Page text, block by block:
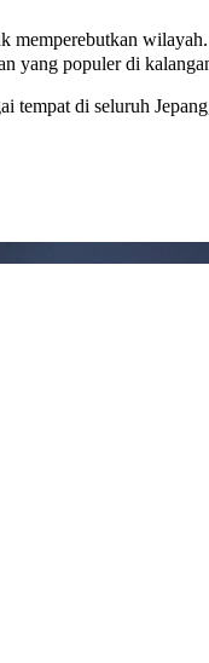
memperebutkan
yang populer di
tempat di seluruh